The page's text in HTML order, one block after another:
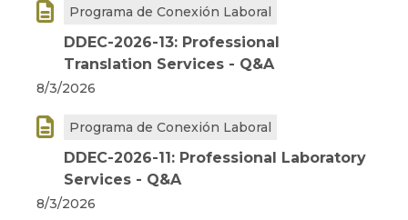
 Programa de Conexión Laboral
DDEC-2026-13: Professional
Translation Services - Q&A
8/3/2026
 Programa de Conexión Laboral
DDEC-2026-11: Professional Laboratory
Services - Q&A
8/3/2026